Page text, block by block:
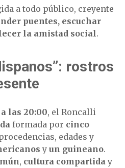
a todo público, creyente
puentes, escuchar
la amistad social.
rostros
las 20:00, el Roncalli
formada por cinco
edades y
y un guineano.
, cultura compartiday